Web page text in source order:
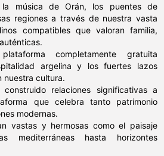
música de Orán, los puentes de
regiones a través de nuestra vasta
compatibles que valoran familia,
completamente gratuita
argelina y los fuertes lazos
nuestra cultura.
relaciones significativas a
que celebra tanto patrimonio
modernas.
vastas y hermosas como el paisaje
mediterráneas hasta horizontes